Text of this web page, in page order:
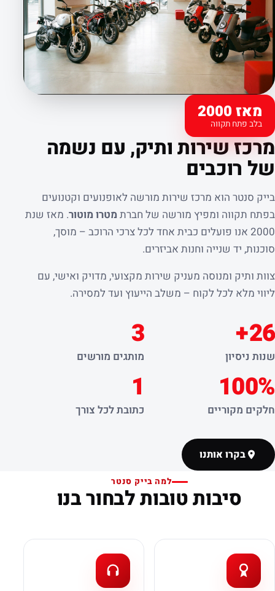
מאז 2000
בלב פתח תקווה
קצת עלינו
מרכז שירות ותיק, עם נשמה
של רוכבים
בייק סנטר הוא מרכז שירות מורשה לאופנועים וקטנועים
בפתח תקווה ומפיץ מורשה של חברת מטרו מוטור. מאז שנת
2000 אנו פועלים כבית אחד לכל צרכי הרוכב – מוסך,
סוכנות, יד שנייה וחנות אביזרים.
צוות ותיק ומנוסה מעניק שירות מקצועי, מדויק ואישי, עם
ליווי מלא לכל לקוח – משלב הייעוץ ועד למסירה.
26+
שנות ניסיון
3
מותגים מורשים
100%
חלקים מקוריים
1
כתובת לכל צורך
בקרו אותנו
למה בייק סנטר
סיבות טובות לבחור בנו